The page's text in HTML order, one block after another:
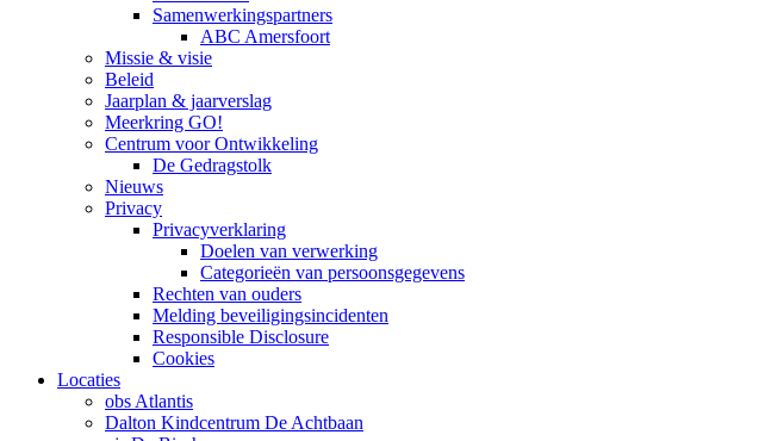
Samenwerkingspartners
ABC Amersfoort
Missie & visie
Beleid
Jaarplan & jaarverslag
Meerkring GO!
Centrum voor Ontwikkeling
De Gedragstolk
Nieuws
Privacy
Privacyverklaring
Doelen van verwerking
Categorieën van persoonsgegevens
Rechten van ouders
Melding beveiligingsincidenten
Responsible Disclosure
Cookies
Locaties
obs Atlantis
Dalton Kindcentrum De Achtbaan